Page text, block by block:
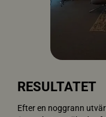
RESULTATET
Efter en noggrann